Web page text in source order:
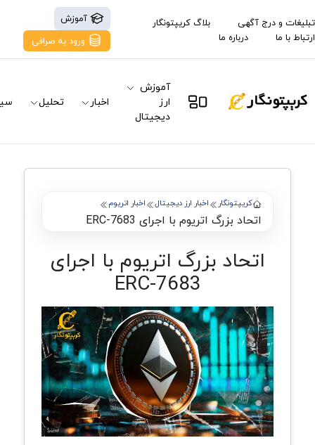
تبلیغات و درج آگهی
بلاگ کریپتونگار
ارتباط با ما
درباره ما
آموزش
ورود به صرافی
آموزش
ارز
دیجیتال
اخبار تحلیل
کریپتونگار اخبار ارز دیجیتال اخبار اتریوم
اتحاد بزرگ اتریوم با اجرای ERC-7683
اتحاد بزرگ اتریوم با اجرای
ERC-7683